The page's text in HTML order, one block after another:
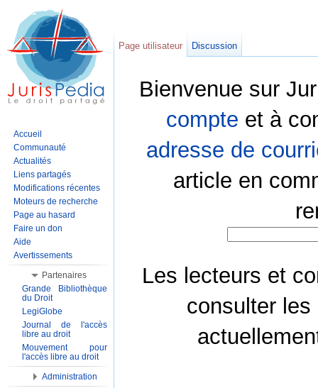
Bienvenue sur
compte et à
adresse de
article en
Les lecteurs et
consulter les
Page utilisateur Discussion
Accueil
Communauté
Actualités
Liens partagés
Modifications récentes
Moteurs de recherche
Page au hasard
Faire un don
Aide
Avertissements
Partenaires
Grande Bibliothèque
du Droit
LegiGlobe
Journal de l'accès
libre au droit
Mouvement pour
l'accès libre au droit
Administration